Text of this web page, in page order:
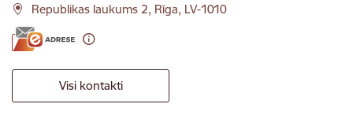
Republikas laukums 2, Rīga, LV-1010
Visi kontakti